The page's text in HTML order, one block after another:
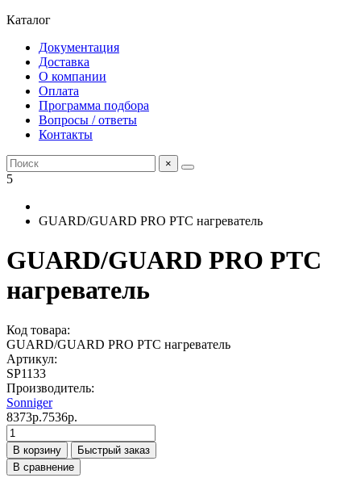
Каталог
Документация
Доставка
О компании
Оплата
Программа подбора
Вопросы / ответы
Контакты
×
5
GUARD/GUARD PRO PTC нагреватель
GUARD/GUARD PRO PTC
нагреватель
Код товара:
GUARD/GUARD PRO PTC нагреватель
Артикул:
SP1133
Производитель:
Sonniger
8373р.7536р.
В корзину
Быстрый заказ
В сравнение